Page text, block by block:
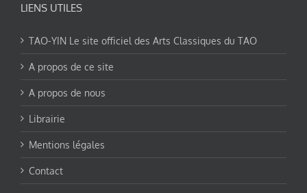
LIENS UTILES
TAO-YIN Le site officiel des Arts Classiques du TAO
A propos de ce site
A propos de nous
Librairie
Mentions légales
Contact